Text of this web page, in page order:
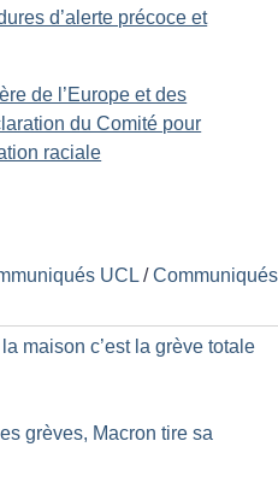
d’alerte précoce et
de l’Europe et des
du Comité pour
raciale
UCL /Communiqués
maison c’est la grève totale
grèves, Macron tire sa